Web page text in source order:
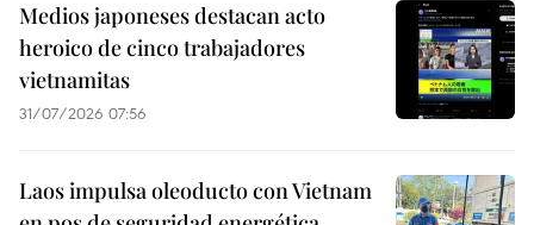
Medios japoneses destacan acto
heroico de cinco trabajadores
vietnamitas
31/07/2026 07:56
Laos impulsa oleoducto con Vietnam